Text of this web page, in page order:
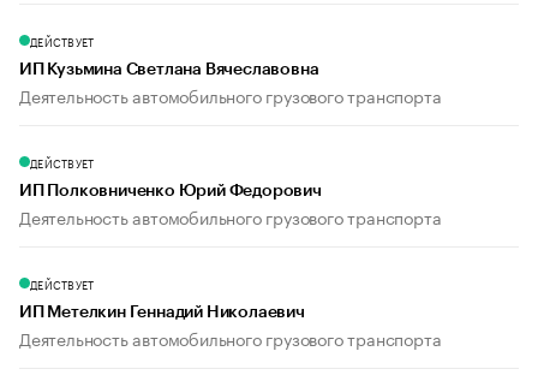
ДЕЙСТВУЕТ
ИП Кузьмина Светлана Вячеславовна
Деятельность автомобильного грузового транспорта
ДЕЙСТВУЕТ
ИП Полковниченко Юрий Федорович
Деятельность автомобильного грузового транспорта
ДЕЙСТВУЕТ
ИП Метелкин Геннадий Николаевич
Деятельность автомобильного грузового транспорта